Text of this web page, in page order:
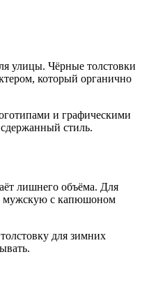
улицы. Чёрные толстовки
который органично
и графическими
стиль.
лишнего объёма. Для
мужскую с капюшоном
для зимних